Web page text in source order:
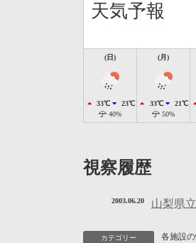
天気予報
(日)
33℃
23℃
40%
(月)
33℃
21℃
50%
視察履歴
山梨県
2003.06.20
カテゴリー 各施設